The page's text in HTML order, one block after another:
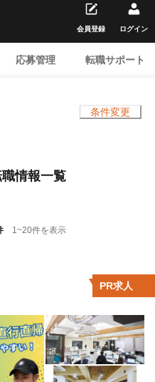
応募管理 転職サポート
会員登録 ログイン
条件変更
情報一覧
1~20件を表示
PR求人